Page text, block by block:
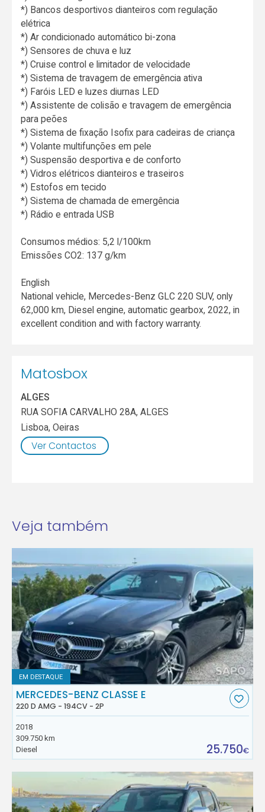
*) Bancos desportivos dianteiros com regulação
elétrica
*) Ar condicionado automático bi-zona
*) Sensores de chuva e luz
*) Cruise control e limitador de velocidade
*) Sistema de travagem de emergência ativa
*) Faróis LED e luzes diurnas LED
*) Assistente de colisão e travagem de emergência
para peões
*) Sistema de fixação Isofix para cadeiras de criança
*) Volante multifunções em pele
*) Suspensão desportiva e de conforto
*) Vidros elétricos dianteiros e traseiros
*) Estofos em tecido
*) Sistema de chamada de emergência
*) Rádio e entrada USB
Consumos médios: 5,2 l/100km
Emissões CO2: 137 g/km
English
National vehicle, Mercedes-Benz GLC 220 SUV, only
62,000 km, Diesel engine, automatic gearbox, 2022, in
excellent condition and with factory warranty.
Matosbox
ALGES
RUA SOFIA CARVALHO 28A, ALGES
Lisboa,Oeiras
Ver Contactos
Veja também
EM DESTAQUE
MERCEDES-BENZ CLASSE E
220 D AMG - 194CV - 2P
2018
309.750 km
Diesel
25.750€